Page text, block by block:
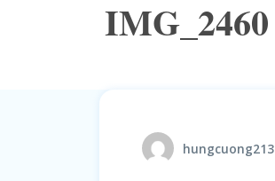
IMG_2460
hungcuong213